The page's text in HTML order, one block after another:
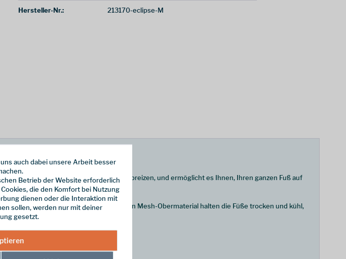
Hersteller-Nr.: 213170-eclipse-M
ihnen die Freiheit, sich natürlich zu spreizen, und ermöglicht es Ihnen, Ihren ganzen Fuß auf
Halt. COOLMAX®-Fasern und ein Mesh-Obermaterial halten die Füße trocken und kühl,
auch dabei unsere Arbeit besser
Betrieb der Website erforderlich
die den Komfort bei Nutzung
dienen oder die Interaktion mit
sollen, werden nur mit deiner
gesetzt.